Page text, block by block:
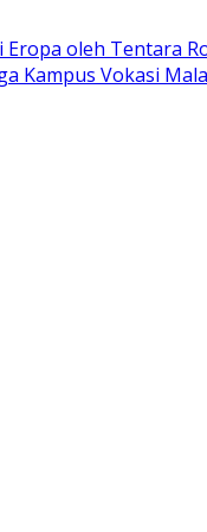
Eropa oleh Tentara
Kampus Vokasi